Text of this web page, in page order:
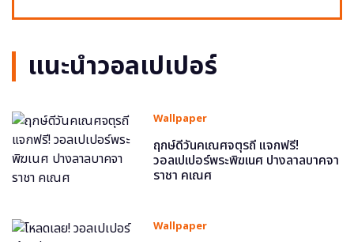
แนะนำวอลเปเปอร์
Wallpaper
ฤกษ์ดีวันคเณศจตุรถี แจกฟรี!
วอลเปเปอร์พระพิฆเนศ ปางลาลบาคจา
ราชา คเณศ
Wallpaper